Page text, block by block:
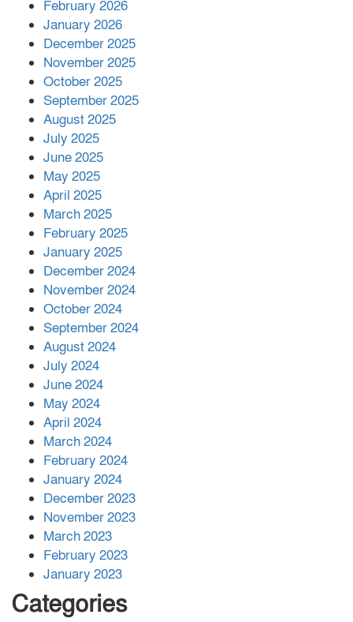
পর ফোন তারেক রহমানের,গ্যাস সঙ্কট
সহায়তা দিলেন সাচিং প্রু জেরী
February 2026
January 2026
December 2025
November 2025
October 2025
September 2025
August 2025
July 2025
June 2025
May 2025
April 2025
March 2025
February 2025
January 2025
December 2024
November 2024
October 2024
September 2024
August 2024
July 2024
June 2024
May 2024
April 2024
March 2024
February 2024
January 2024
December 2023
November 2023
March 2023
February 2023
January 2023
Categories